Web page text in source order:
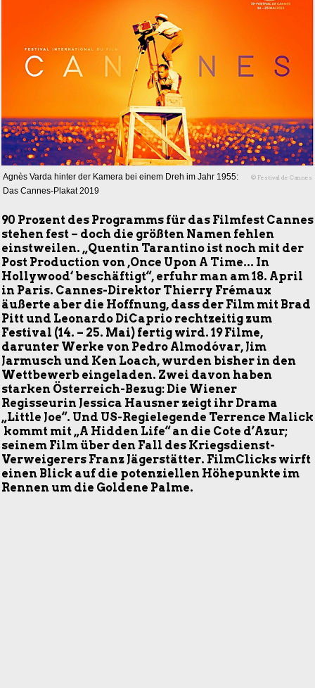
Agnès Varda hinter der Kamera bei einem Dreh im Jahr 1955:
Das Cannes-Plakat 2019
© Festival de Cannes
90 Prozent des Programms für das Filmfest Cannes
stehen fest – doch die größten Namen fehlen
einstweilen. „Quentin Tarantino ist noch mit der
Post Production von ,Once Upon A Time... In
Hollywood‘ beschäftigt“, erfuhr man am 18. April
in Paris. Cannes-Direktor Thierry Frémaux
äußerte aber die Hoffnung, dass der Film mit Brad
Pitt und Leonardo DiCaprio rechtzeitig zum
Festival (14. – 25. Mai) fertig wird. 19 Filme,
darunter Werke von Pedro Almodóvar, Jim
Jarmusch und Ken Loach, wurden bisher in den
Wettbewerb eingeladen. Zwei davon haben
starken Österreich-Bezug: Die Wiener
Regisseurin Jessica Hausner zeigt ihr Drama
„Little Joe“. Und US-Regielegende Terrence Malick
kommt mit „A Hidden Life“ an die Cote d’Azur;
seinem Film über den Fall des Kriegsdienst-
Verweigerers Franz Jägerstätter. FilmClicks wirft
einen Blick auf die potenziellen Höhepunkte im
Rennen um die Goldene Palme.